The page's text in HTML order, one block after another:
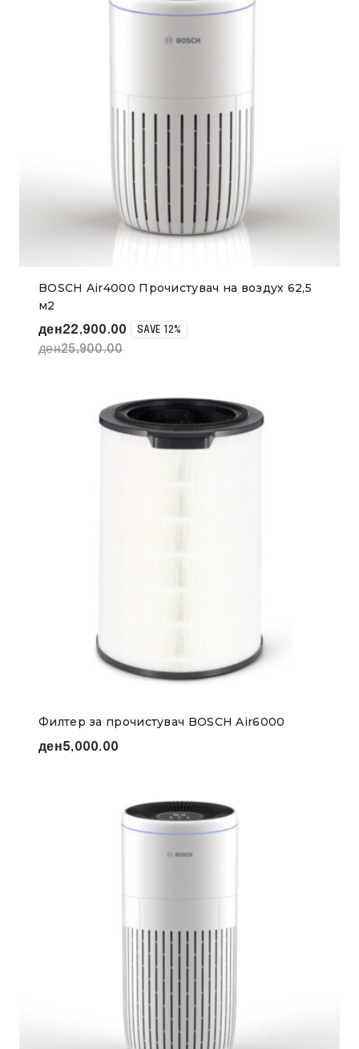
BOSCH Air4000 Прочистувач на воздух 62,5
м2
ден22,900.00
ден25,900.00
SAVE 12%
Филтер за прочистувач BOSCH Air6000
ден5,000.00